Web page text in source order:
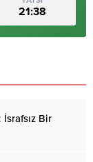
21:38
Bir